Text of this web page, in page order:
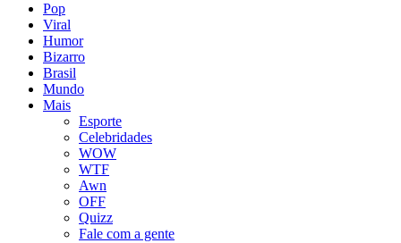
Pop
Viral
Humor
Bizarro
Brasil
Mundo
Mais
Esporte
Celebridades
WOW
WTF
Awn
OFF
Quizz
Fale com a gente